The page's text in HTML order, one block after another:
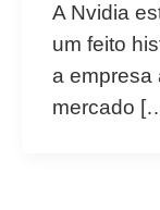
A Nvidia
um feito
a empresa
mercado